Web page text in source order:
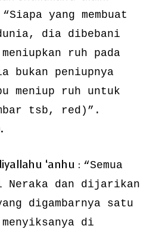
“Siapa yang membuat
dia dibebani
ruh pada
bukan peniupnya
meniup ruh untuk
tsb, red)”.
‘anhu : “Semua
Neraka dan dijarikan
digambarnya satu
di